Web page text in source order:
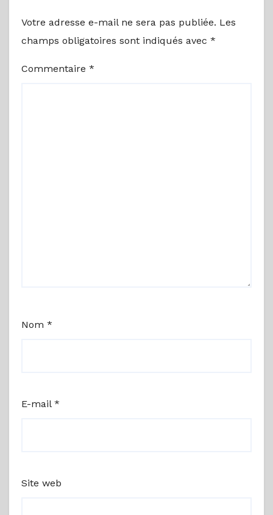
Votre adresse e-mail ne sera pas publiée. Les
champs obligatoires sont indiqués avec *
Commentaire *
Nom *
E-mail *
Site web